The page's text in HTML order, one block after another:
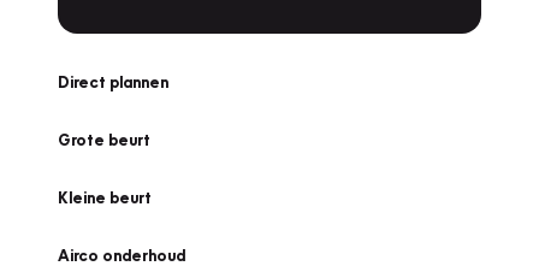
Direct plannen
Grote beurt
Kleine beurt
Airco onderhoud